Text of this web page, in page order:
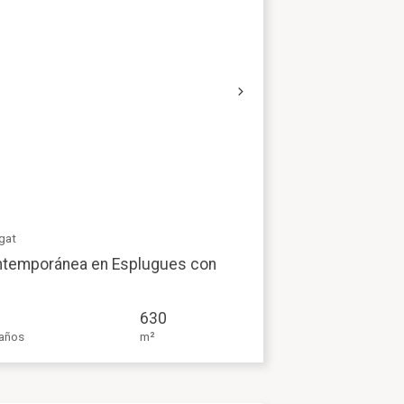
en Esplugues con
630
m²